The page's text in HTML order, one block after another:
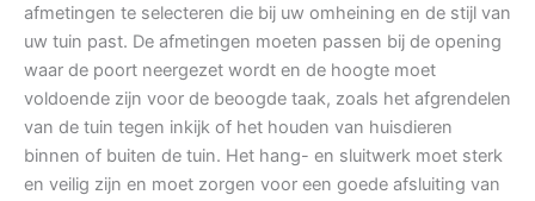
afmetingen te selecteren die bij uw omheining en de stijl van
uw tuin past. De afmetingen moeten passen bij de opening
waar de poort neergezet wordt en de hoogte moet
voldoende zijn voor de beoogde taak, zoals het afgrendelen
van de tuin tegen inkijk of het houden van huisdieren
binnen of buiten de tuin. Het hang- en sluitwerk moet sterk
en veilig zijn en moet zorgen voor een goede afsluiting van